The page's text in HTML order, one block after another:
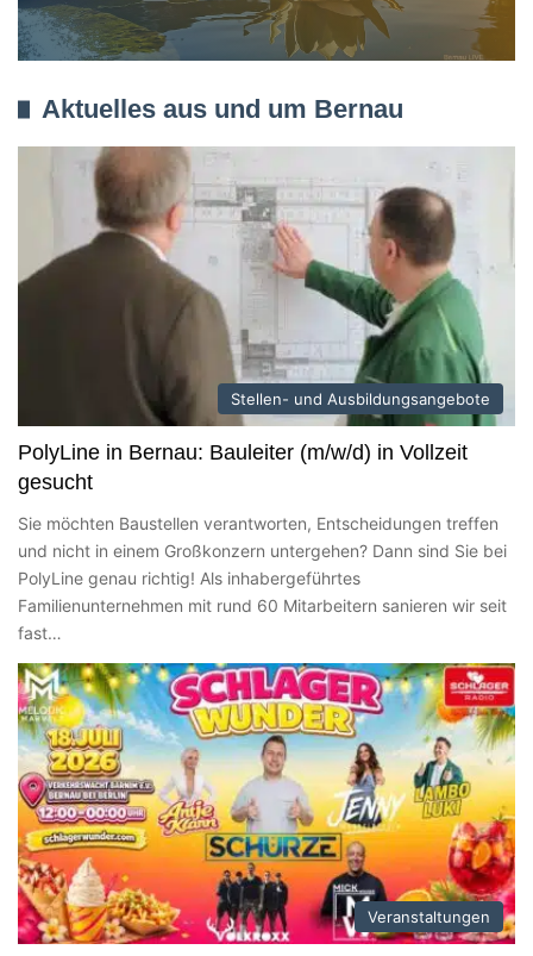
Aktuelles aus und um Bernau
Stellen- und Ausbildungsangebote
PolyLine in Bernau: Bauleiter (m/w/d) in Vollzeit
gesucht
Sie möchten Baustellen verantworten, Entscheidungen treffen
und nicht in einem Großkonzern untergehen? Dann sind Sie bei
PolyLine genau richtig! Als inhabergeführtes
Familienunternehmen mit rund 60 Mitarbeitern sanieren wir seit
fast…
Veranstaltungen